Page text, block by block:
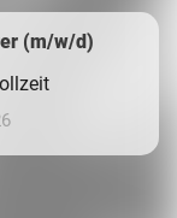
(m/w/d)